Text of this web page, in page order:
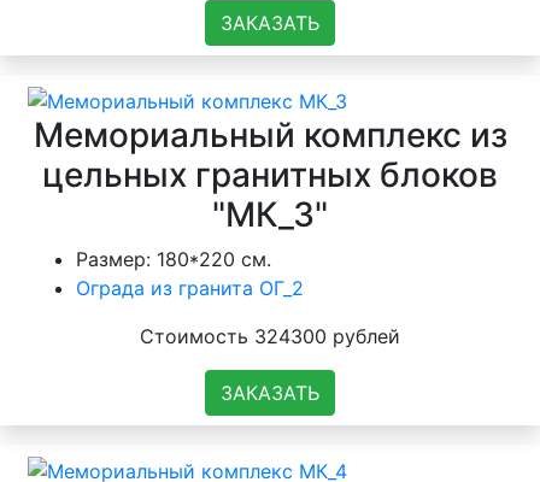
ЗАКАЗАТЬ
Мемориальный комплекс из
цельных гранитных блоков
"МК_3"
Размер: 180*220 см.
Ограда из гранита ОГ_2
Стоимость 324300 рублей
ЗАКАЗАТЬ